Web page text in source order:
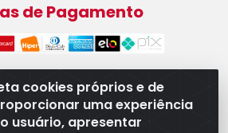
cookies próprios e de
uma experiência
usuário, apresentar
de Pagamento
Automotivos LTDA - CNPJ
12 - Rua do Níquel, 667 - Parque